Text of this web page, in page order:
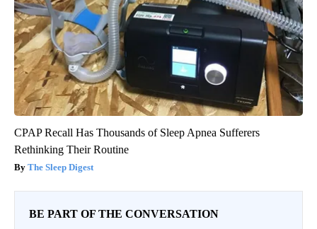
CPAP Recall Has Thousands of Sleep Apnea Sufferers
Rethinking Their Routine
The Sleep Digest
BE PART OF THE CONVERSATION